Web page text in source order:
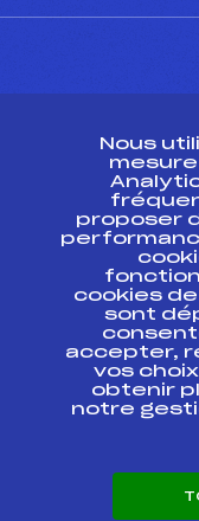
Ressources
Pass’Neige
Projet
Projet de
Antidopage
Pôle
Scientifique
Listes
Pôle vie de
Carrières
Nous
mesure
proposer
cookies
sont
accepter,
vos
obtenir
notre